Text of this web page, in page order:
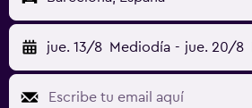
jue. 13/8 Mediodía - jue. 20/8